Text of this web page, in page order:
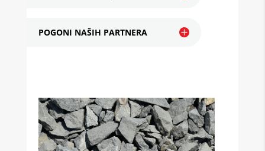
Tekuća kontrola
akreditovane laboratorije Instituta IGH
d.d Zagreb akreditovane laboratorije
POGONI NAŠIH PARTNERA